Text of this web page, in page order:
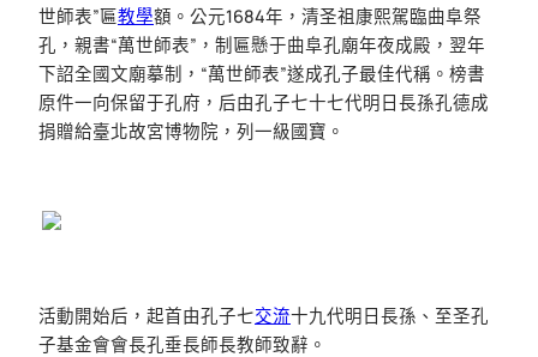
世師表”匾教學額。公元1684年，清圣祖康熙駕臨曲阜祭
孔，親書“萬世師表”，制匾懸于曲阜孔廟年夜成殿，翌年
下詔全國文廟摹制，“萬世師表”遂成孔子最佳代稱。榜書
原件一向保留于孔府，后由孔子七十七代明日長孫孔德成
捐贈給臺北故宮博物院，列一級國寶。
活動開始后，起首由孔子七交流十九代明日長孫、至圣孔
子基金會會長孔垂長師長教師致辭。